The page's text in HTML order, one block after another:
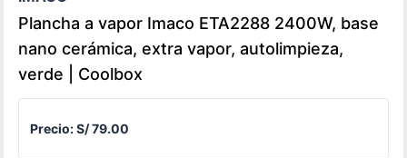
Plancha a vapor Imaco ETA2288 2400W, base
nano cerámica, extra vapor, autolimpieza,
verde | Coolbox
Precio:S/ 79.00